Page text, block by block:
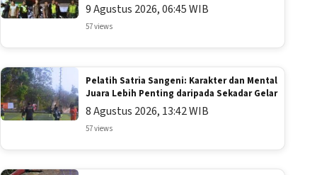
9 Agustus 2026, 06:45 WIB
57 views
Pelatih Satria Sangeni: Karakter dan Mental
Juara Lebih Penting daripada Sekadar Gelar
8 Agustus 2026, 13:42 WIB
57 views